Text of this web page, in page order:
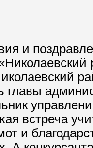
и
главы
встреча
и